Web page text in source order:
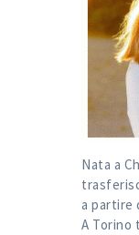
Nata a
a partire
A Torino